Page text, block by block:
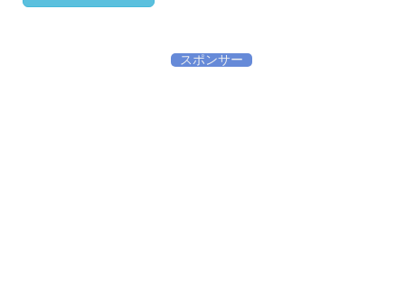
スポンサー